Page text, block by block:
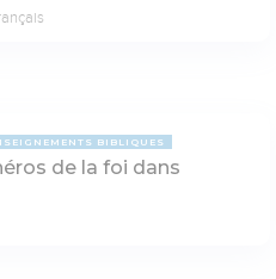
BIBLIQUES
de la foi dans